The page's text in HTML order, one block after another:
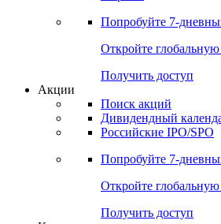
Cbonds Pages
Опросы
Попробуйте7-дневный
Откройте глобальную
Получить доступ
Поиск акций
Российские IPO/SPO
Попробуйте7-дневный